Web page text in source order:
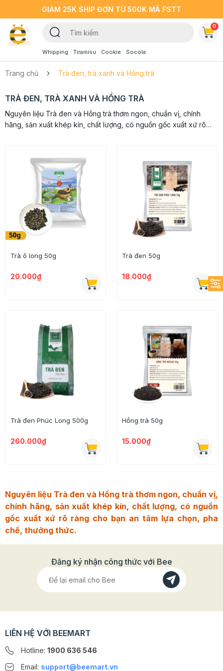
GIẢM 25K SHIP ĐƠN TỪ 500K MÃ FSTT
Whipping Tiramisu Cookie Socola
0
Trang chủ Trà đen, trà xanh và Hồng trà
TRÀ ĐEN, TRÀ XANH VÀ HỒNG TRÀ
Nguyên liệu Trà đen và Hồng trà thơm ngon, chuẩn vị, chính
hãng, sản xuất khép kín, chất lượng, có nguồn gốc xuất xứ rõ
Trà ô long 50g
20.000₫
Trà đen 50g
18.000₫
Trà đen Phúc Long 500g
260.000₫
Hồng trà 50g
15.000₫
Nguyên liệu Trà đen và Hồng trà thơm ngon, chuẩn vị,
chính hãng, sản xuất khép kín, chất lượng, có nguồn
gốc xuất xứ rõ ràng cho bạn an tâm lựa chọn, pha
chế, thưởng thức.
Đăng ký nhận công thức với Bee
LIÊN HỆ VỚI BEEMART
Hotline: 1900 636 546
Email: support@beemart.vn